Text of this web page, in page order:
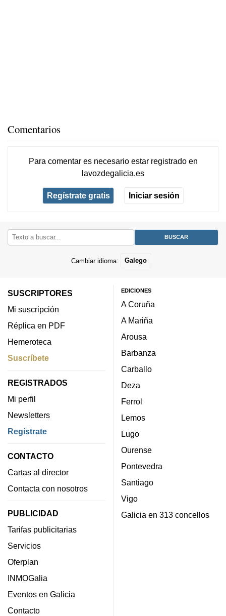
Comentarios
Para comentar es necesario estar registradoen
lavozdegalicia.es
Regístrate gratis Iniciar sesión
Cambiar idioma: Galego
SUSCRIPTORES
Mi suscripción
Réplica en PDF
Hemeroteca
Suscríbete
REGISTRADOS
Mi perfil
Newsletters
Regístrate
CONTACTO
Cartas al director
Contacta con nosotros
PUBLICIDAD
Tarifas publicitarias
Servicios
Oferplan
INMOGalia
Eventos en Galicia
Contacto
EDICIONES
A Coruña
A Mariña
Arousa
Barbanza
Carballo
Deza
Ferrol
Lemos
Lugo
Ourense
Pontevedra
Santiago
Vigo
Galicia en 313 concellos